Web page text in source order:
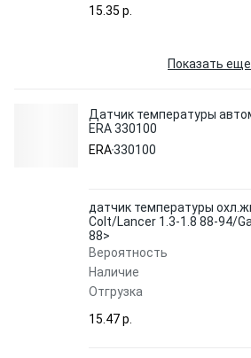
15.35 p.
Показать
Датчик температуры
ERA 330100
ERA330100
датчик температуры
Colt/Lancer 1.3-1.8 88-94/
88>
Вероятность
Наличие
Отгрузка
15.47 p.